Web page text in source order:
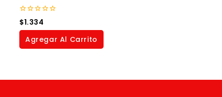
0
out
of
$1.334
Agregar Al Carrito